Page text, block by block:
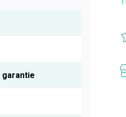
garantie